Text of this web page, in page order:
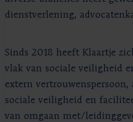
dienstverlening,
Sinds 2018 heeft Klaartje
vlak van sociale veiligheid
extern
sociale veiligheid en
van omgaan met/